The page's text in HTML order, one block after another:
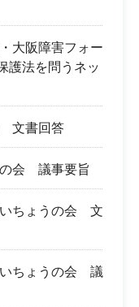
大阪障害フォー
護法を問うネッ
文書回答
の会 議事要旨
いちょうの会 文
いちょうの会 議